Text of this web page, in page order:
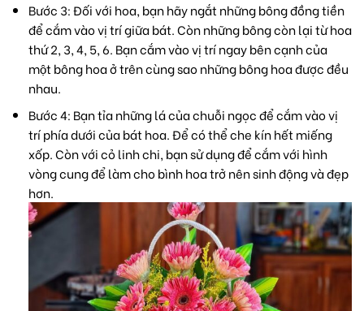
Bước 3: Đối với hoa, bạn hãy ngắt những bông đồng tiền
để cắm vào vị trí giữa bát. Còn những bông còn lại từ hoa
thứ 2, 3, 4, 5, 6. Bạn cắm vào vị trí ngay bên cạnh của
một bông hoa ở trên cùng sao những bông hoa được đều
nhau.
Bước 4: Bạn tỉa những lá của chuỗi ngọc để cắm vào vị
trí phía dưới của bát hoa. Để có thể che kín hết miếng
xốp. Còn với cỏ linh chi, bạn sử dụng để cắm với hình
vòng cung để làm cho bình hoa trở nên sinh động và đẹp
hơn.